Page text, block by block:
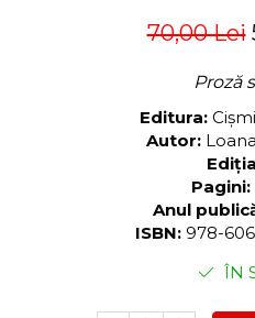
70,00 Lei
Proză
Editura:
Autor:
Pagini:
Anul
ISBN: 978-
ÎN